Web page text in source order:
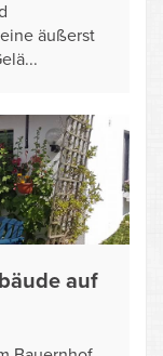
äußerst
auf